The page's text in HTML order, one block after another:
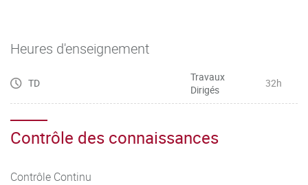
Heures d'enseignement
TD
Travaux
Dirigés
32h
Contrôle des connaissances
Contrôle Continu